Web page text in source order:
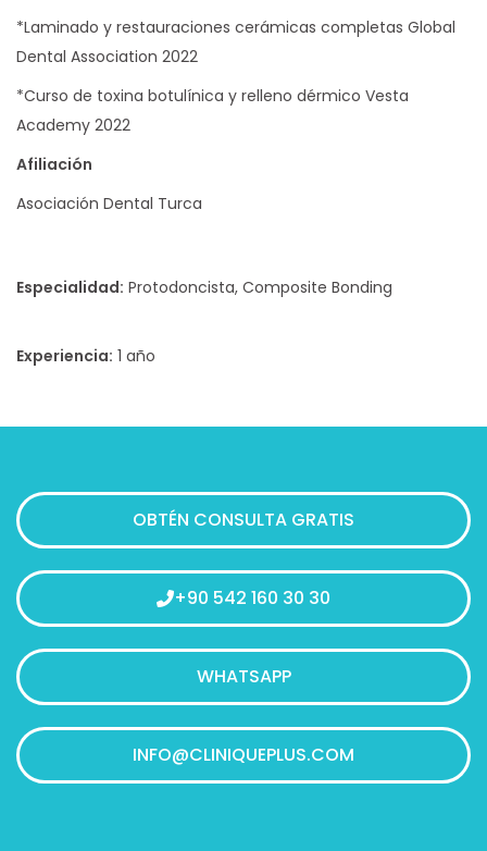
*Laminado y restauraciones cerámicas completas Global
Dental Association 2022
*Curso de toxina botulínica y relleno dérmico Vesta
Academy 2022
Afiliación
Asociación Dental Turca
Especialidad: Protodoncista, Composite Bonding
Experiencia: 1 año
OBTÉN CONSULTA GRATIS
+90 542 160 30 30
WHATSAPP
INFO@CLINIQUEPLUS.COM